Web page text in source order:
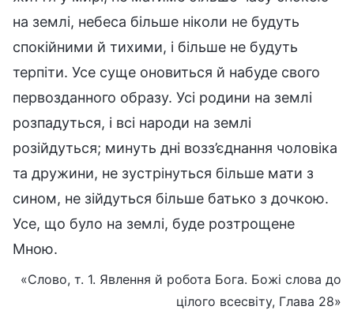
на землі, небеса більше ніколи не будуть
спокійними й тихими, і більше не будуть
терпіти. Усе суще оновиться й набуде свого
первозданного образу. Усі родини на землі
розпадуться, і всі народи на землі
розійдуться; минуть дні возз’єднання чоловіка
та дружини, не зустрінуться більше мати з
сином, не зійдуться більше батько з дочкою.
Усе, що було на землі, буде розтрощене
Мною.
«Слово, т. 1. Явлення й робота Бога. Божі слова до
цілого всесвіту, Глава 28»